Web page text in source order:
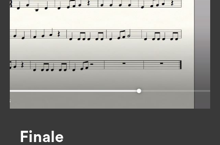
Finale